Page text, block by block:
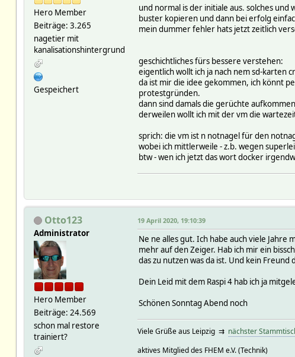
Hero Member
Beiträge: 3.265
nagetier mit
kanalisationshintergrund
Gespeichert
und normal is der initiale aus. solches
buster kopieren und dann bei erfolg
mein dummer fehler hats jetzt zeitlich
geschichtliches fürs bessere verstehen:
eigentlich wollt ich ja nach nem sd-karten
da ist mir die idee gekommen, ich könnt
protestgründen.
dann sind damals die gerüchte
derweilen wollt ich mit der vm die
sprich: die vm ist n notnagel für den
wobei ich mittlerweile - z.b. wegen
btw - wen ich jetzt das wort docker
Otto123
Administrator
Hero Member
Beiträge: 24.569
schon mal restore
trainiert?
19 April 2020, 19:10:39
Ne ne alles gut. Ich habe auch viele
mehr auf den Zeiger. Hab ich mir ein
das zu nutzen was da ist. Und kein Freund
Dein Leid mit dem Raspi 4 hab ich ja
Schönen Sonntag Abend noch
Viele Grüße aus Leipzig ⇉ nächster
aktives Mitglied des FHEM e.V. (Technik)